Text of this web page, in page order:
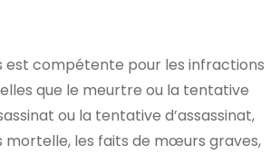
est compétente pour les infractions
que le meurtre ou la tentative
ou la tentative d’assassinat,
mortelle, les faits de mœurs graves,